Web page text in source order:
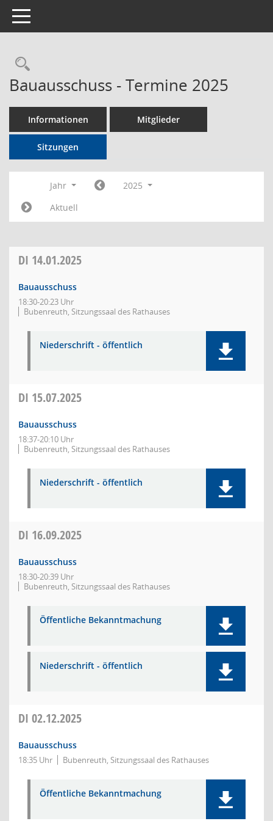
Toggle navigation
Rechercheauswahl
Bauausschuss - Termine 2025
Informationen Mitglieder
Sitzungen
Jahr
2025
Aktuell
DI 14.01.2025
Bauausschuss
18:30-20:23 Uhr
Bubenreuth, Sitzungssaal des Rathauses
Niederschrift - öffentlich
DI 15.07.2025
Bauausschuss
18:37-20:10 Uhr
Bubenreuth, Sitzungssaal des Rathauses
Niederschrift - öffentlich
DI 16.09.2025
Bauausschuss
18:30-20:39 Uhr
Bubenreuth, Sitzungssaal des Rathauses
Öffentliche Bekanntmachung
Niederschrift - öffentlich
DI 02.12.2025
Bauausschuss
18:35 Uhr Bubenreuth, Sitzungssaal des Rathauses
Öffentliche Bekanntmachung